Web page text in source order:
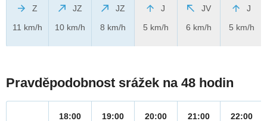
Z
11 km/h
JZ
10 km/h
JZ
8 km/h
J
5 km/h
JV
6 km/h
J
5 km/h
Pravděpodobnost srážek na 48 hodin
18:00
19:00
20:00
21:00
22:00